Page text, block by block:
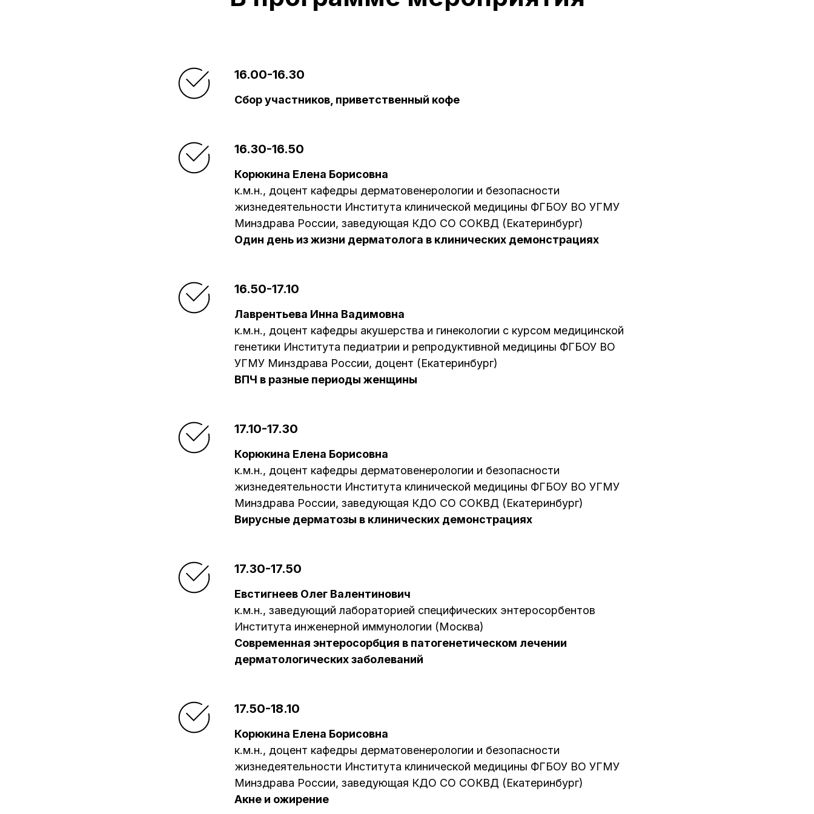
16.00-16.30
Сбор участников, приветственный кофе
16.30-16.50
Корюкина Елена Борисовна
к.м.н., доцент кафедры дерматовенерологии и безопасности
жизнедеятельности Института клинической медицины ФГБОУ ВО УГМУ
Минздрава России, заведующая КДО СО СОКВД (Екатеринбург)
Один день из жизни дерматолога в клинических демонстрациях
16.50-17.10
Лаврентьева Инна Вадимовна
к.м.н., доцент кафедры акушерства и гинекологии с курсом медицинской
генетики Института педиатрии и репродуктивной медицины ФГБОУ ВО
УГМУ Минздрава России, доцент (Екатеринбург)
ВПЧ в разные периоды женщины
17.10-17.30
Корюкина Елена Борисовна
к.м.н., доцент кафедры дерматовенерологии и безопасности
жизнедеятельности Института клинической медицины ФГБОУ ВО УГМУ
Минздрава России, заведующая КДО СО СОКВД (Екатеринбург)
Вирусные дерматозы в клинических демонстрациях
17.30-17.50
Евстигнеев Олег Валентинович
к.м.н., заведующий лабораторией специфических энтеросорбентов
Института инженерной иммунологии (Москва)
Современная энтеросорбция в патогенетическом лечении
дерматологических заболеваний
17.50-18.10
Корюкина Елена Борисовна
к.м.н., доцент кафедры дерматовенерологии и безопасности
жизнедеятельности Института клинической медицины ФГБОУ ВО УГМУ
Минздрава России, заведующая КДО СО СОКВД (Екатеринбург)
Акне и ожирение